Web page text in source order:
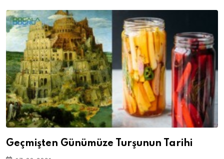
Geçmişten Günümüze Turşunun Tarihi